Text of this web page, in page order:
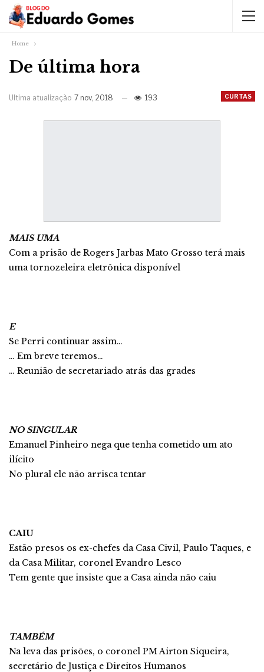
Home
De última hora
CURTAS
Ultima atualização 7 nov, 2018 193
MAIS UMA
Com a prisão de Rogers Jarbas Mato Grosso terá mais
uma tornozeleira eletrônica disponível
E
Se Perri continuar assim…
… Em breve teremos…
… Reunião de secretariado atrás das grades
NO SINGULAR
Emanuel Pinheiro nega que tenha cometido um ato
ilícito
No plural ele não arrisca tentar
CAIU
Estão presos os ex-chefes da Casa Civil, Paulo Taques, e
da Casa Militar, coronel Evandro Lesco
Tem gente que insiste que a Casa ainda não caiu
TAMBÉM
Na leva das prisões, o coronel PM Airton Siqueira,
secretário de Justiça e Direitos Humanos